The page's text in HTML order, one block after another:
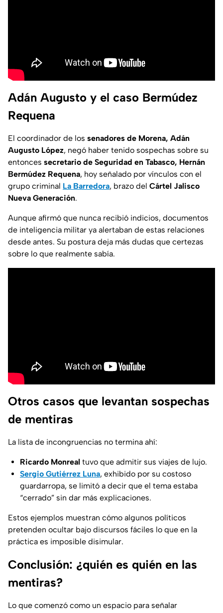
Adán Augusto y el caso Bermúdez
Requena
El coordinador de los senadores de Morena, Adán
Augusto López, negó haber tenido sospechas sobre su
entonces secretario de Seguridad en Tabasco, Hernán
Bermúdez Requena, hoy señalado por vínculos con el
grupo criminal La Barredora, brazo del Cártel Jalisco
Nueva Generación.
Aunque afirmó que nunca recibió indicios, documentos
de inteligencia militar ya alertaban de estas relaciones
desde antes. Su postura deja más dudas que certezas
sobre lo que realmente sabía.
Otros casos que levantan sospechas
de mentiras
La lista de incongruencias no termina ahí:
Ricardo Monreal tuvo que admitir sus viajes de lujo.
Sergio Gutiérrez Luna, exhibido por su costoso
guardarropa, se limitó a decir que el tema estaba
“cerrado” sin dar más explicaciones.
Estos ejemplos muestran cómo algunos políticos
pretenden ocultar bajo discursos fáciles lo que en la
práctica es imposible disimular.
Conclusión: ¿quién es quién en las
mentiras?
Lo que comenzó como un espacio para señalar